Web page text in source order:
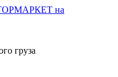
груза